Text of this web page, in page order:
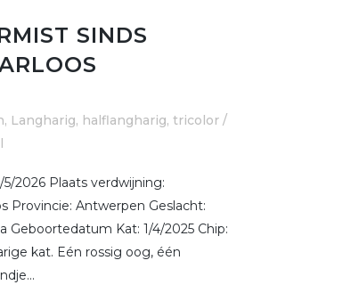
SINDS
, Langharig, halflangharig, tricolor /
2026 Plaats verdwijning:
Provincie: Antwerpen Geslacht:
Geboortedatum Kat: 1/4/2025 Chip:
kat. Eén rossig oog, één